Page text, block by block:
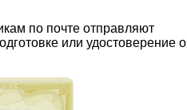
по почте отправляют
или удостоверение о